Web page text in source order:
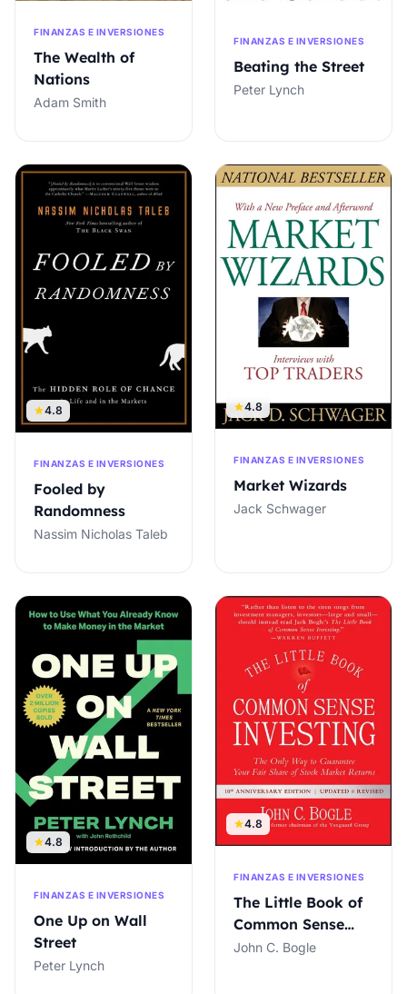
FINANZAS E INVERSIONES
The Wealth of
Nations
Adam Smith
FINANZAS E INVERSIONES
Beating the Street
Peter Lynch
4.8
FINANZAS E INVERSIONES
Fooled by
Randomness
Nassim Nicholas Taleb
4.8
FINANZAS E INVERSIONES
Market Wizards
Jack Schwager
4.8
FINANZAS E INVERSIONES
One Up on Wall
Street
Peter Lynch
4.8
FINANZAS E INVERSIONES
The Little Book of
Common Sense
Investing
John C. Bogle